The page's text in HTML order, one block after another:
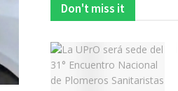
Don't miss it